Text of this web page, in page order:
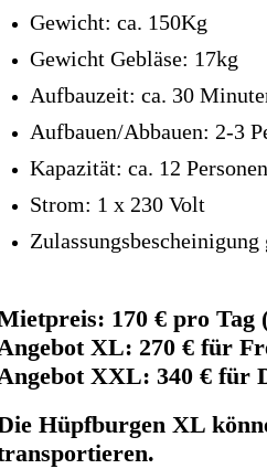
Gewicht: ca. 150Kg
Gewicht Gebläse: 17kg
Aufbauzeit: ca. 30
Aufbauen/Abbauen: 2-3
Kapazität: ca. 12 Personen
Strom: 1 x 230 Volt
Zulassungsbescheinigung
170 € pro Tag
XL: 270 € für
XXL: 340 € für
Hüpfburgen XL